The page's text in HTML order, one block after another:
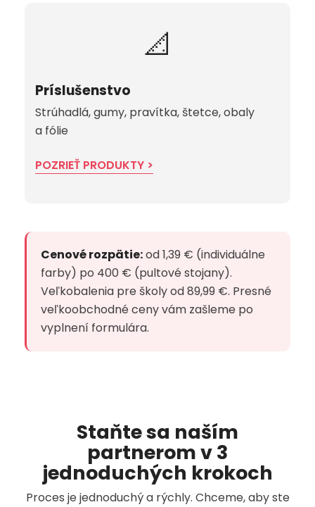
📐
Príslušenstvo
Strúhadlá, gumy, pravítka, štetce, obaly
a fólie
POZRIEŤ PRODUKTY >
Cenové rozpätie:od 1,39 € (individuálne
farby) po 400 € (pultové stojany).
Veľkobalenia pre školy od 89,99 €. Presné
veľkoobchodné ceny vám zašleme po
vyplnení formulára.
Staňte sa naším
partnerom v 3
jednoduchých krokoch
Proces je jednoduchý a rýchly. Chceme, aby ste